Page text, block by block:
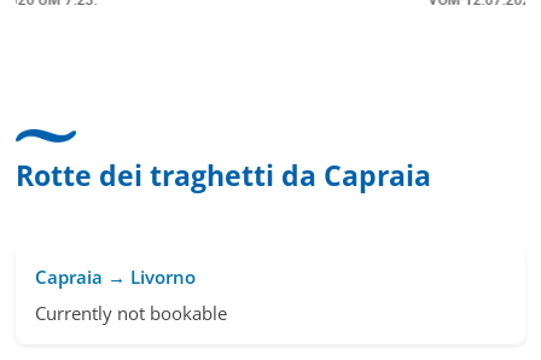
freundlich, unkompliziert und sehr angenehme
Rotte dei traghetti da Capraia
Capraia → Livorno
Currently not bookable